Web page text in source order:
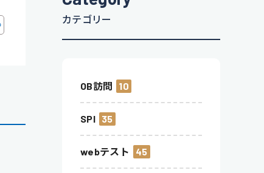
カテゴリー
OB訪問 10
SPI 35
webテスト 45